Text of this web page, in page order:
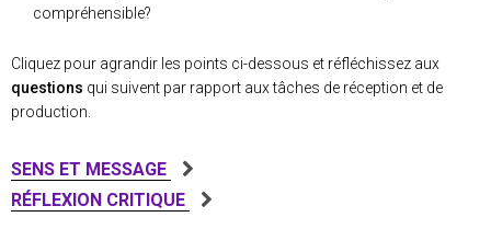
compréhensible?
Cliquez pour agrandir les points ci-dessous et réfléchissez aux
questions qui suivent par rapport aux tâches de réception et de
production.
SENS ET MESSAGE
RÉFLEXION CRITIQUE